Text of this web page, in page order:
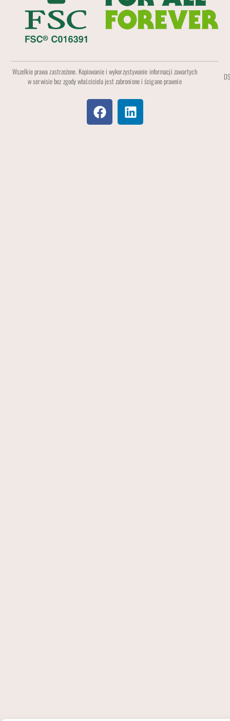
Wszelkie prawa zastrzeżone. Kopiowanie i wykorzystywanie informacji zawartych
w serwisie bez zgody właściciela jest zabronione i ścigane prawnie